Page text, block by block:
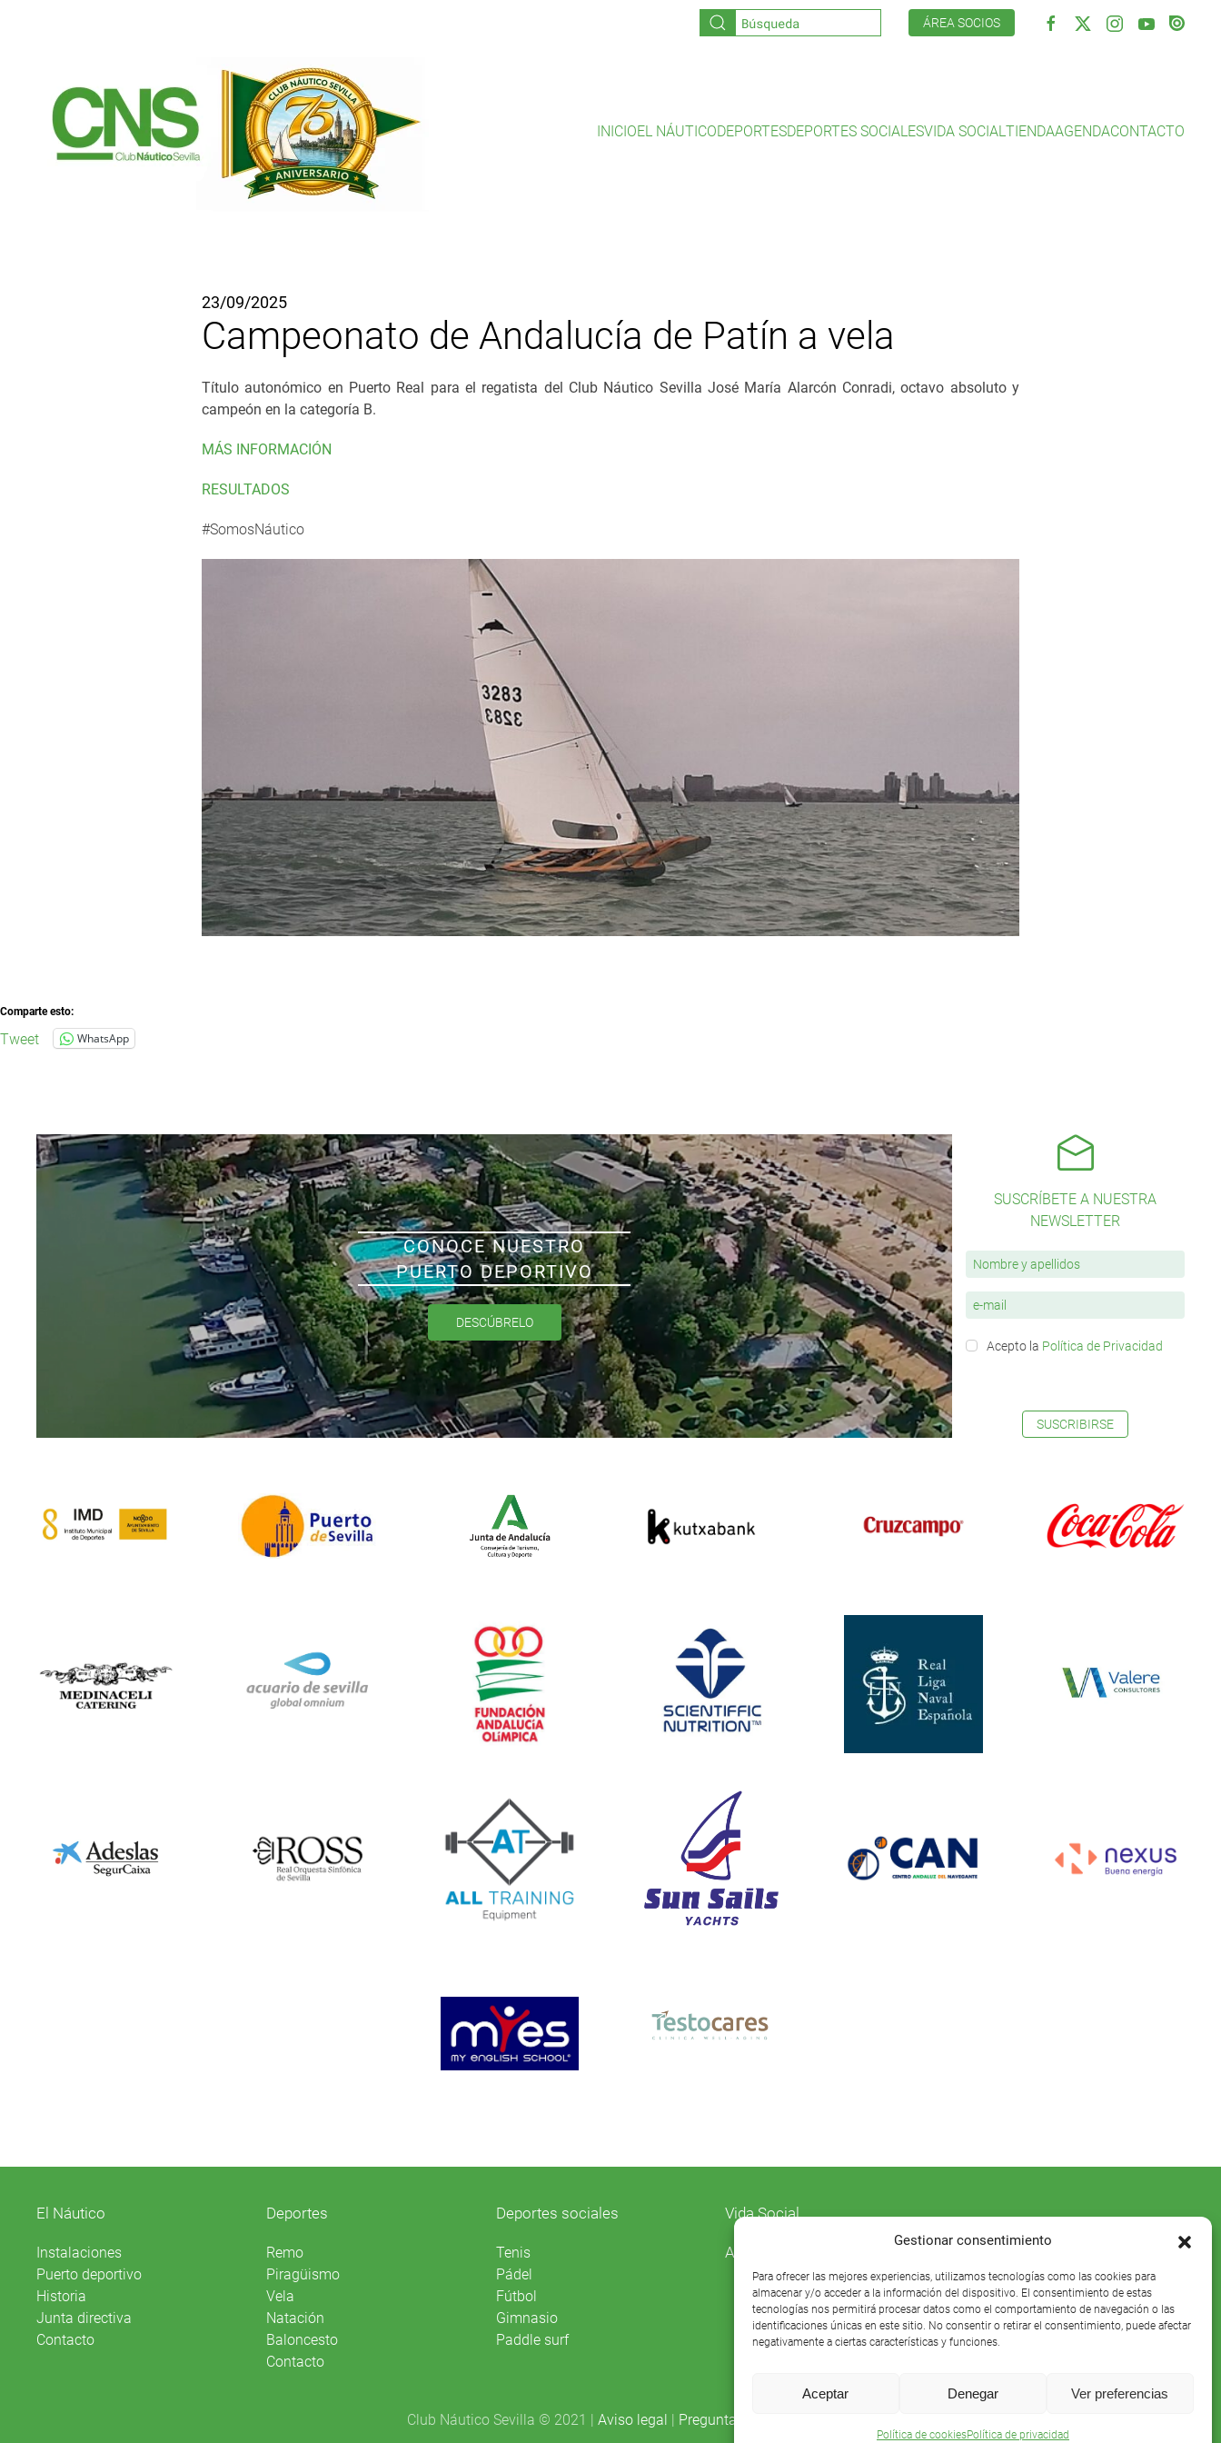
Gestionar consentimiento
Para ofrecer las mejores experiencias, utilizamos tecnologías como las cookies para
almacenar y/o acceder a la información del dispositivo. El consentimiento de estas
tecnologías nos permitirá procesar datos como el comportamiento de navegación o las
identificaciones únicas en este sitio. No consentir o retirar el consentimiento, puede afectar
negativamente a ciertas características y funciones.
Aceptar Denegar Ver preferencias
Política de cookiesPolítica de privacidad
ÁREA SOCIOS
INICIOEL NÁUTICODEPORTESDEPORTES SOCIALESVIDA SOCIALTIENDAAGENDACONTACTO
23/09/2025
Campeonato de Andalucía de Patín a vela
Título autonómico en Puerto Real para el regatista del Club Náutico Sevilla José María Alarcón Conradi, octavo absoluto y
campeón en la categoría B.
MÁS INFORMACIÓN
RESULTADOS
#SomosNáutico
Comparte esto:
Tweet WhatsApp
CONOCE NUESTRO
PUERTO DEPORTIVO
DESCÚBRELO
SUSCRÍBETE A NUESTRA
NEWSLETTER
Acepto la Política de Privacidad
SUSCRIBIRSE
El Náutico
Instalaciones
Puerto deportivo
Historia
Junta directiva
Contacto
Deportes
Remo
Piragüismo
Vela
Natación
Baloncesto
Contacto
Deportes sociales
Tenis
Pádel
Fútbol
Gimnasio
Paddle surf
Vida Social
Agenda
Club Náutico Sevilla © 2021 | Aviso legal | Preguntas frecuentes